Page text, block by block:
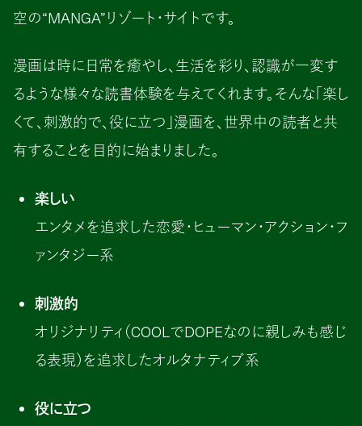
空の“MANGA”リゾート・サイトです。
漫画は時に日常を癒やし、生活を彩り、認識が一変す
るような様々な読書体験を与えてくれます。そんな「楽し
くて、刺激的で、役に立つ」漫画を、世界中の読者と共
有することを目的に始まりました。
楽しい
エンタメを追求した恋愛・ヒューマン・アクション・フ
ァンタジー系
刺激的
オリジナリティ（COOLでDOPEなのに親しみも感じ
る表現）を追求したオルタナティブ系
役に立つ